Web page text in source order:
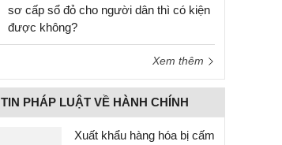
sơ cấp sổ đỏ cho người dân thì có kiện
được không?
Xem thêm
TIN PHÁP LUẬT VỀ HÀNH CHÍNH
Xuất khẩu hàng hóa bị cấm